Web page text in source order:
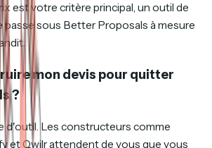
est votre critère principal, un outil de
passe sous Better Proposals à mesure
mon devis pour quitter
?
d'outil. Les constructeurs comme
et Qwilr attendent de vous que vous